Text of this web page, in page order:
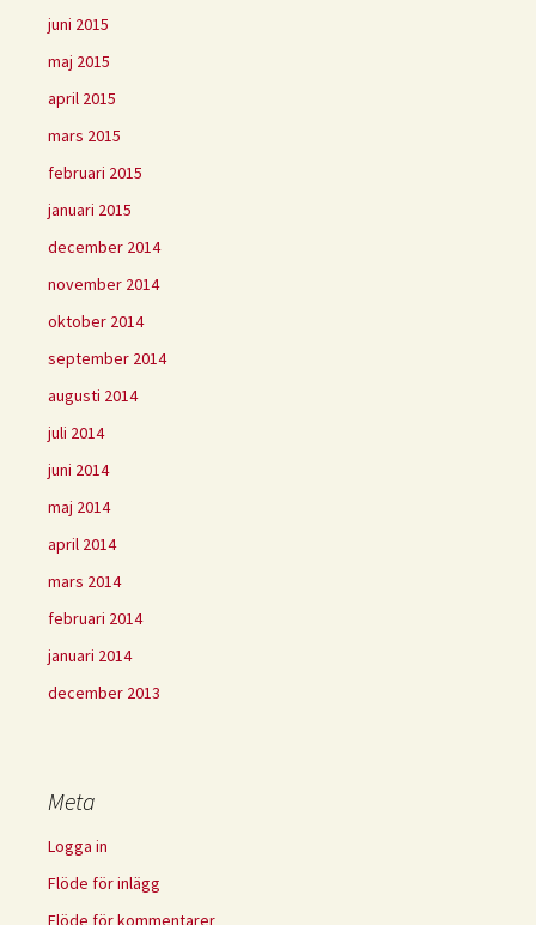
juni 2015
maj 2015
april 2015
mars 2015
februari 2015
januari 2015
december 2014
november 2014
oktober 2014
september 2014
augusti 2014
juli 2014
juni 2014
maj 2014
april 2014
mars 2014
februari 2014
januari 2014
december 2013
Meta
Logga in
Flöde för inlägg
Flöde för kommentarer